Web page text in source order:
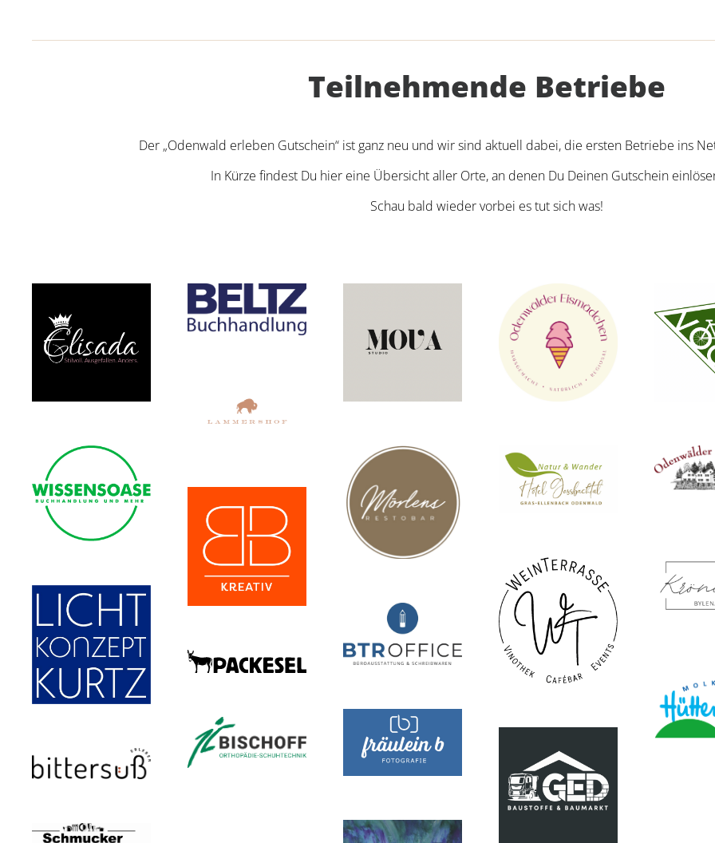
Teilnehmende Betriebe
Der „Odenwald erleben Gutschein“ ist ganz neu und wir sind aktuell dabei, die ersten Betriebe ins
In Kürze findest Du hier eine Übersicht aller Orte, an denen Du Deinen Gutschein
Schau bald wieder vorbei es tut sich was!